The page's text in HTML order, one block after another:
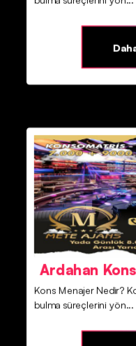
Ardahan
Kons Menajer Nedir?
bulma süreçlerini yön...